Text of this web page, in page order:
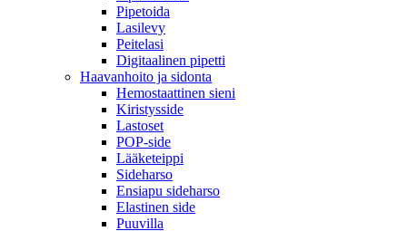
Pipetoida
Lasilevy
Peitelasi
Digitaalinen pipetti
Haavanhoito ja sidonta
Hemostaattinen sieni
Kiristysside
Lastoset
POP-side
Lääketeippi
Sideharso
Ensiapu sideharso
Elastinen side
Puuvilla